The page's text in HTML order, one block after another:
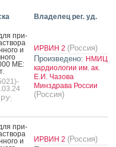
Владелец рег. уд.
при­
и
МЕ:
ИРВИН 2 (Россия)
Произведено: НМИЦ
кардиологии им. ак.
Е.И. Чазова
Минздрава России
(Россия)
при­
и
ИРВИН 2 (Россия)